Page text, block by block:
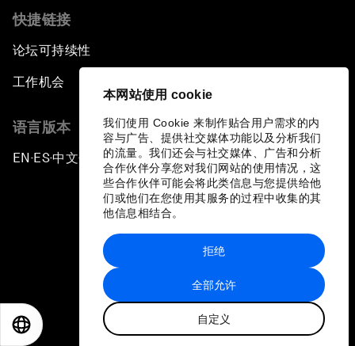
本网站使用 cookie
我们使用 Cookie 来制作贴合用户需求的内
容与广告、提供社交媒体功能以及分析我们
的流量。我们还会与社交媒体、广告和分析
合作伙伴分享您对我们网站的使用情况，这
些合作伙伴可能会将此类信息与您提供给他
们或他们在您使用其服务的过程中收集的其
他信息相结合。
全部允许
自定义
拒绝
快捷链接
论坛可持续性
工作机会
语言版本
EN ▪ES▪中文▪ 日本語
站点地图
世界经济论坛